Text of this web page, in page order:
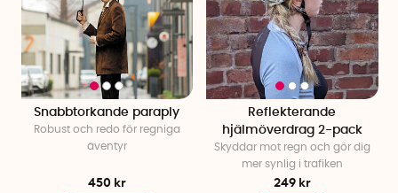
Snabbtorkande paraply
Robust och redo för regniga
äventyr
450 kr
Reflekterande
hjälmöverdrag 2-pack
Skyddar mot regn och gör dig
mer synlig i trafiken
249 kr